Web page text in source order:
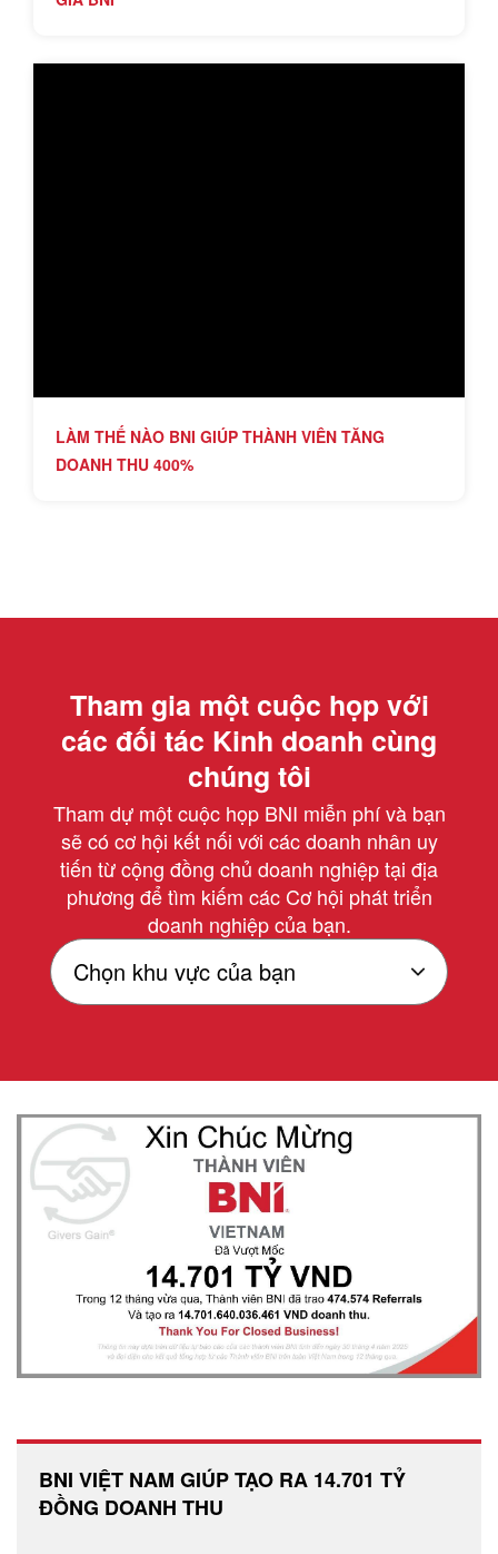
LÀM THẾ NÀO BNI GIÚP THÀNH VIÊN TĂNG
DOANH THU 400%
Tham gia một cuộc họp với
các đối tác Kinh doanh cùng
chúng tôi
Tham dự một cuộc họp BNI miễn phí và bạn
sẽ có cơ hội kết nối với các doanh nhân uy
tiến từ cộng đồng chủ doanh nghiệp tại địa
phương để tìm kiếm các Cơ hội phát triển
doanh nghiệp của bạn.
BNI VIỆT NAM GIÚP TẠO RA 14.701 TỶ
ĐỒNG DOANH THU